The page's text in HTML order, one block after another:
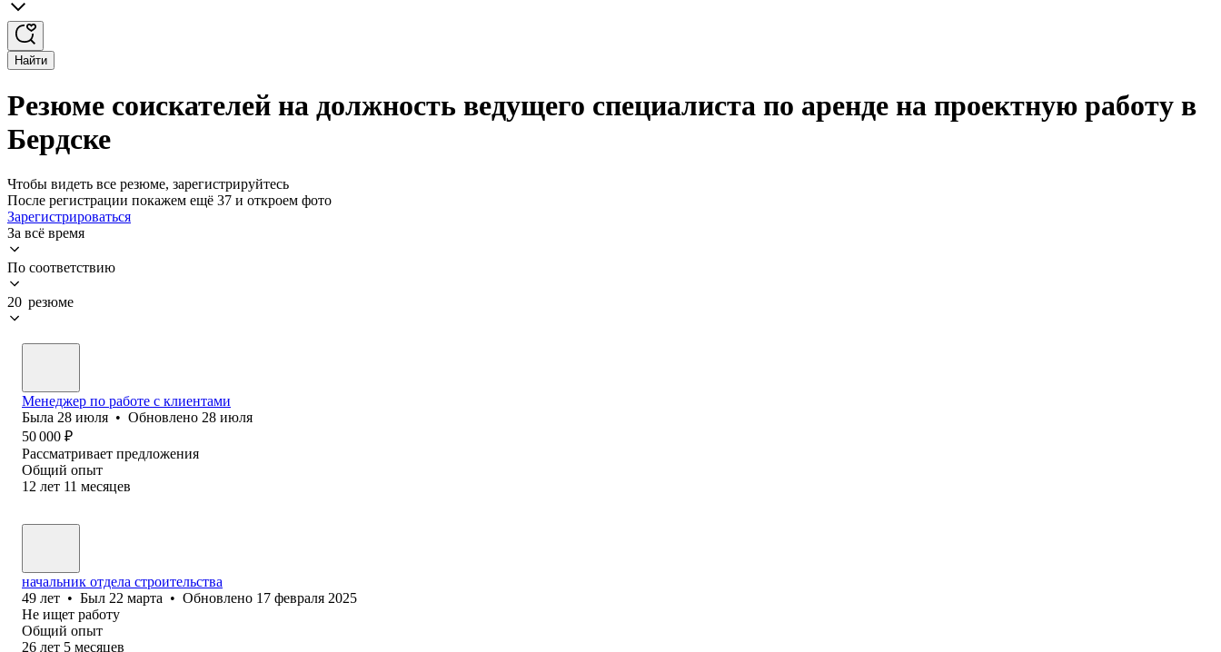
Найти
Резюме соискателей на должность ведущего специалиста по аренде на проектную работу в
Бердске
Чтобы видеть все резюме, зарегистрируйтесь
После регистрации покажем ещё 37 и откроем фото
Зарегистрироваться
За всё время
По соответствию
20 резюме
Менеджер по работе с клиентами
Была 28 июля • Обновлено 28 июля
50 000 ₽
Рассматривает предложения
Общий опыт
12 лет 11 месяцев
начальник отдела строительства
49 лет • Был 22 марта • Обновлено 17 февраля 2025
Не ищет работу
Общий опыт
26 лет 5 месяцев